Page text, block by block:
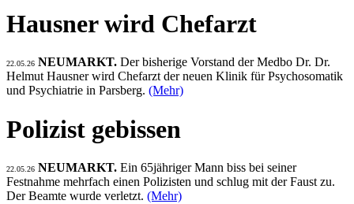
Hausner wird Chefarzt
22.05.26 NEUMARKT. Der bisherige Vorstand der Medbo Dr. Dr.
Helmut Hausner wird Chefarzt der neuen Klinik für Psychosomatik
und Psychiatrie in Parsberg. (Mehr)
Polizist gebissen
22.05.26 NEUMARKT. Ein 65jähriger Mann biss bei seiner
Festnahme mehrfach einen Polizisten und schlug mit der Faust zu.
Der Beamte wurde verletzt. (Mehr)